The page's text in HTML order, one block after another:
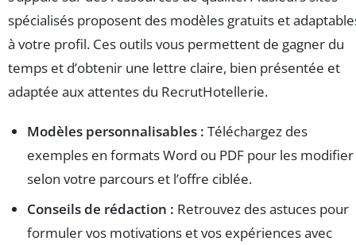
spécialisés proposent des modèles gratuits et
à votre profil. Ces outils vous permettent de gagner du
temps et d’obtenir une lettre claire, bien présentée et
adaptée aux attentes du RecrutHotellerie.
Modèles personnalisables : Téléchargez des
exemples en formats Word ou PDF pour les modifier
selon votre parcours et l’offre ciblée.
Conseils de rédaction : Retrouvez des astuces pour
formuler vos motivations et vos expériences avec